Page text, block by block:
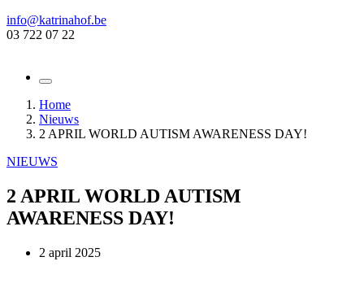
info@katrinahof.be
03 722 07 22
Home
Nieuws
2 APRIL WORLD AUTISM AWARENESS DAY!
NIEUWS
2 APRIL WORLD AUTISM
AWARENESS DAY!
2 april 2025